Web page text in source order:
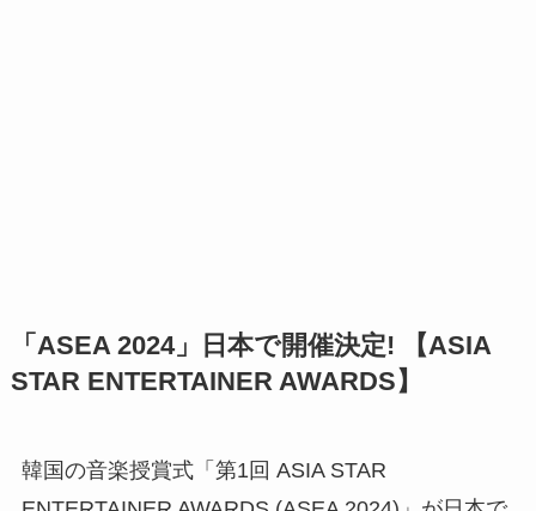
「ASEA 2024」日本で開催決定! 【ASIA
STAR ENTERTAINER AWARDS】
韓国の音楽授賞式「第1回 ASIA STAR